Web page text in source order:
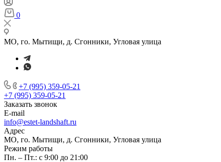
0
МО, го. Мытищи, д. Сгонники, Угловая улица
+7 (995) 359-05-21
+7 (995) 359-05-21
Заказать звонок
E-mail
info@estet-landshaft.ru
Адрес
МО, го. Мытищи, д. Сгонники, Угловая улица
Режим работы
Пн. – Пт.: с 9:00 до 21:00